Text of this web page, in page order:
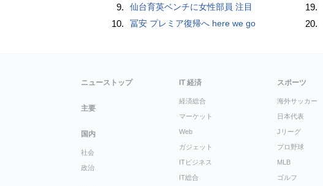
9. 仙台育英ベンチに女性部員 注目
10. 冨安 プレミア復帰へ here we go
19.
20.
ニューストップ
主要
国内
社会
政治
IT 経済
経済総合
マーケット
Web
ガジェット
ITビジネス
IT総合
スポーツ
海外サッカー
日本代表
Jリーグ
プロ野球
MLB
ゴルフ